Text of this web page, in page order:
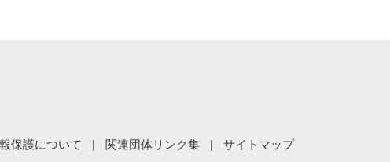
保護について 関連団体リンク集 サイトマップ